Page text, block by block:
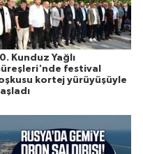
Kunduz Yağlı
festival
kortej yürüyüşüyle